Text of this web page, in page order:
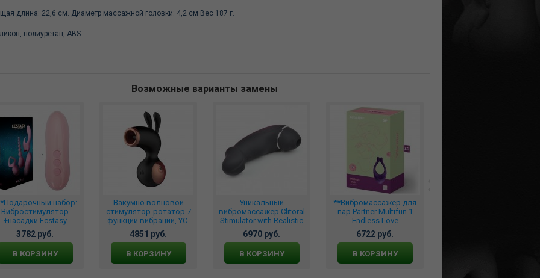
длина: 22,6 см. Диаметр массажной головки: 4,2 см Вес 187 г.
полиуретан, ABS.
Возможные варианты замены
набор:
Вибростимулятор
+насадки Ecstasy
RA-311
3782 руб.
В КОРЗИНУ
Вакумно волновой
стимулятор-ротатор 7
функций вибрации, YC-
G0011
4851 руб.
В КОРЗИНУ
Уникальный
вибромассажер Clitoral
Stimulator with Realistic
Penis Vibrator двойное
удовольствие чёрный,
6970 руб.
В КОРЗИНУ
**Вибромассажер для
пар Partner Multifun 1
Endless Love
универсальный
фиолетовый, J2018-29-1
6722 руб.
В КОРЗИНУ